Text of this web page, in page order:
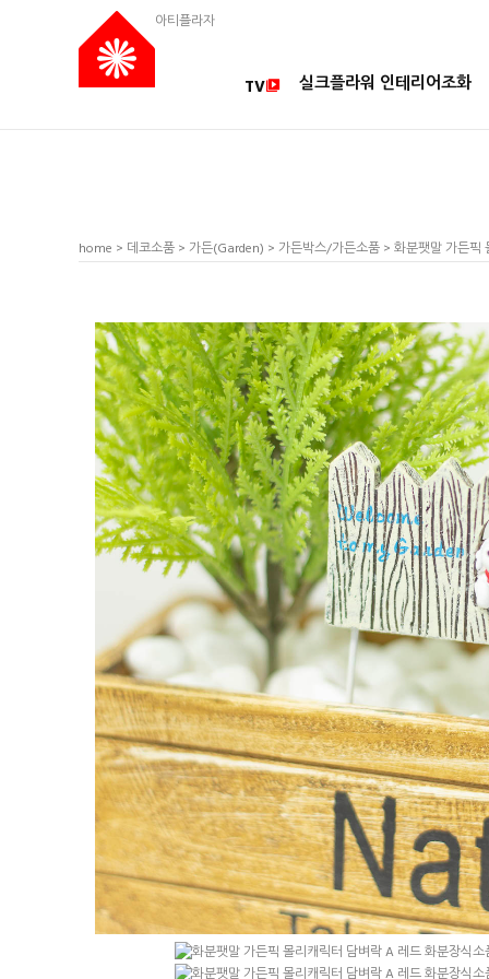
아티플라자
TV 실크플라워 인테리어조화
home > 데코소품 > 가든(Garden) > 가든박스/가든소품 > 화분팻말 가든픽